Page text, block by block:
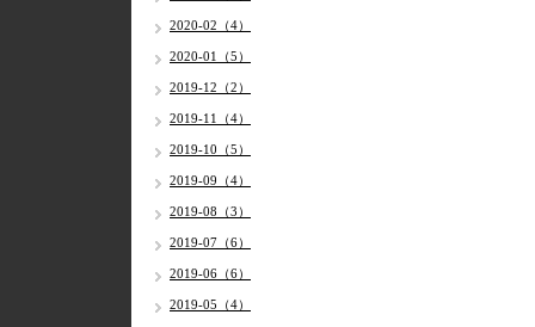
2020-02（4）
2020-01（5）
2019-12（2）
2019-11（4）
2019-10（5）
2019-09（4）
2019-08（3）
2019-07（6）
2019-06（6）
2019-05（4）